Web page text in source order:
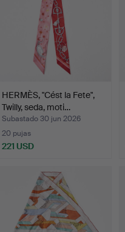
HERMÈS, "Cést la Fete",
Twilly, seda, moti…
Subastado 30 jun 2026
20 pujas
221 USD